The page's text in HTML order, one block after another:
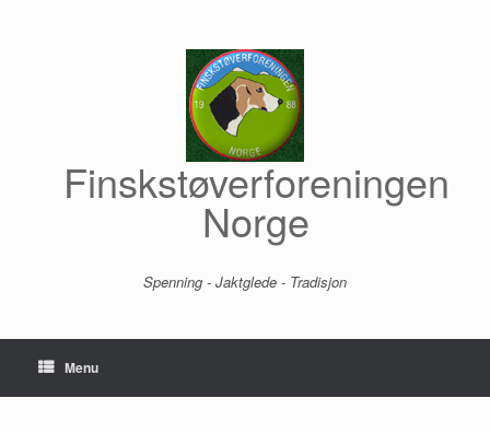
Finskstøverforeningen
Norge
Spenning - Jaktglede - Tradisjon
Menu